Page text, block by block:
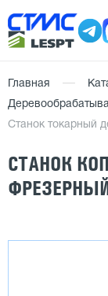
Главная
Станок токарный
СТАНОК